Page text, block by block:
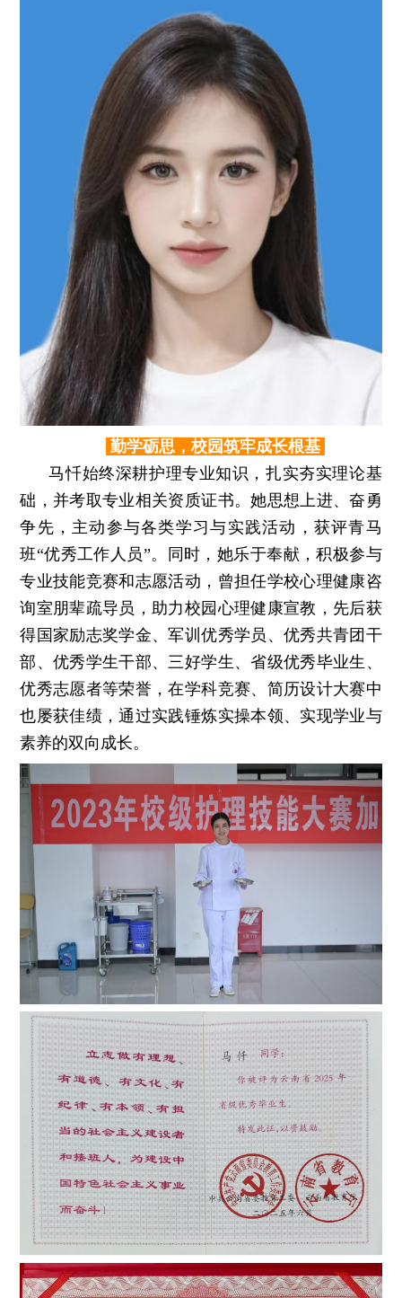
勤学砺思，校园筑牢成长根基
马忏始终深耕护理专业知识，扎实夯实理论基
础，并考取专业相关资质证书。她思想上进、奋勇
争先，主动参与各类学习与实践活动，获评青马
班“优秀工作人员”。同时，她乐于奉献，积极参与
专业技能竞赛和志愿活动，曾担任学校心理健康咨
询室朋辈疏导员，助力校园心理健康宣教，先后获
得国家励志奖学金、军训优秀学员、优秀共青团干
部、优秀学生干部、三好学生、省级优秀毕业生、
优秀志愿者等荣誉，在学科竞赛、简历设计大赛中
也屡获佳绩，通过实践锤炼实操本领、实现学业与
素养的双向成长。